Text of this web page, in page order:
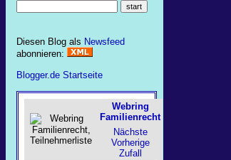
Diesen Blog als Newsfeed
abonnieren:
Blogger.de Startseite
Webring
Familienrecht
Nächste
Vorherige
Zufall